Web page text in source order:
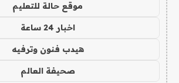
موقع حالة للتعليم
اخبار 24 ساعة
هيدب فنون وترفيه
صحيفة العالم